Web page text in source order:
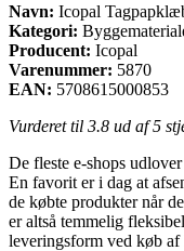
Navn: Icopal
Kategori:
Producent: Icopal
Varenummer: 5870
EAN: 5708615000853
Vurderet til 3.8 ud af 5
De fleste e-shops
En favorit er i dag at
de købte produkter når
er altså temmelig
leveringsform ved køb